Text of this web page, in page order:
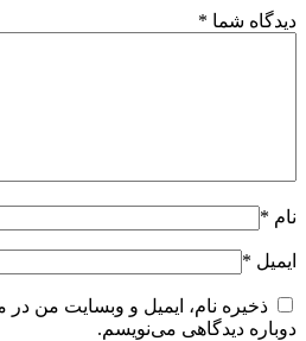
دیدگاه شما *
نام *
ایمیل *
ذخیره نام، ایمیل و وبسایت من در
دوباره دیدگاهی می‌نویسم.